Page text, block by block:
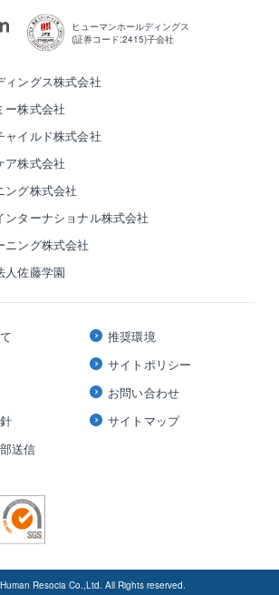
ヒューマンホールディングス
(証券コード:2415)子会社
ィングス株式会社
ー株式会社
ャイルド株式会社
ア株式会社
ング株式会社
ンターナショナル株式会社
ニング株式会社
佐藤学園
送信
推奨環境
サイトポリシー
お問い合わせ
サイトマップ
Resocia Co.,Ltd. All Rights reserved.